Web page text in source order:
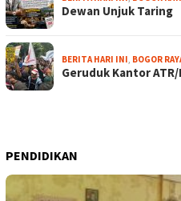
Dewan Unjuk Taring
BERITA HARI INI, BOGOR
Geruduk Kantor
PENDIDIKAN